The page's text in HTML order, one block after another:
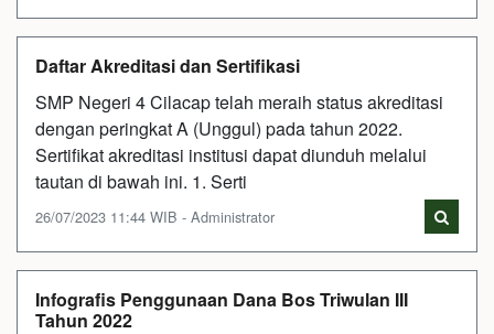
Daftar Akreditasi dan Sertifikasi
SMP Negeri 4 Cilacap telah meraih status akreditasi
dengan peringkat A (Unggul) pada tahun 2022.
Sertifikat akreditasi institusi dapat diunduh melalui
tautan di bawah ini. 1. Serti
26/07/2023 11:44 WIB - Administrator
Infografis Penggunaan Dana Bos Triwulan III
Tahun 2022